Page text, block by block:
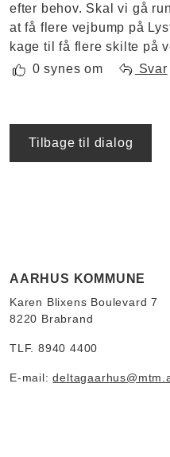
efter behov. Skal vi gå
at få flere vejbump på
kage til få flere skilte på
0 synes om
Svar
Tilbage til dialog
AARHUS KOMMUNE
Karen Blixens Boulevard 7
8220 Brabrand
TLF. 8940 4400
E-mail: